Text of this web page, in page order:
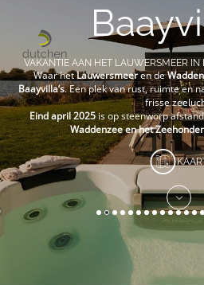
VAKANTIE AAN HET LAUWERSMEER
Waar hetLauwersmeeren de
Baayvilla’s. Een plek van rust, ruimte en
frisse
Eind april 2025is op steenworp
Waddenzeeen het